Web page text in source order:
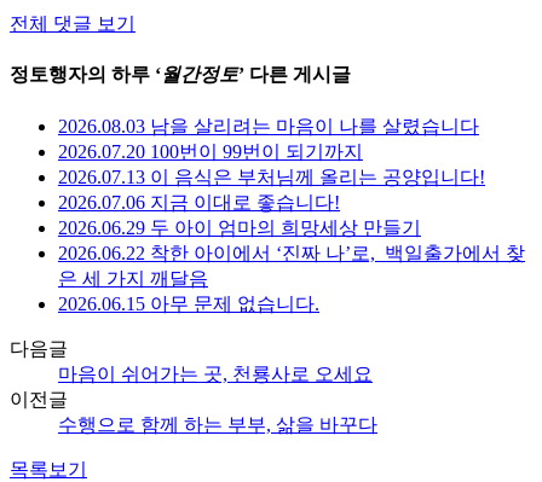
전체 댓글 보기
정토행자의 하루 ‘월간정토’ 다른 게시글
2026.08.03 남을 살리려는 마음이 나를 살렸습니다
2026.07.20 100번이 99번이 되기까지
2026.07.13 이 음식은 부처님께 올리는 공양입니다!
2026.07.06 지금 이대로 좋습니다!
2026.06.29 두 아이 엄마의 희망세상 만들기
2026.06.22 착한 아이에서 ‘진짜 나’로,_백일출가에서 찾
은 세 가지 깨달음
2026.06.15 아무 문제 없습니다.
다음글
마음이 쉬어가는 곳, 천룡사로 오세요
이전글
수행으로 함께 하는 부부, 삶을 바꾸다
목록보기